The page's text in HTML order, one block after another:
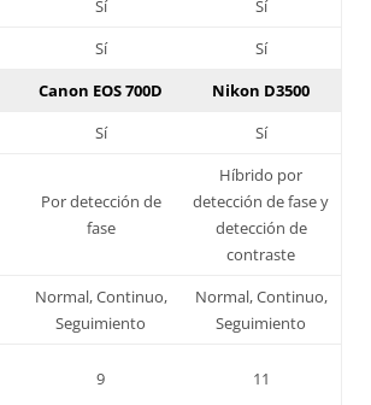
Sí
Sí
Sí
Sí
Canon EOS 700D
Nikon D3500
Sí Sí
Por detección de
fase
Híbrido por
detección de fase y
detección de
contraste
Normal, Continuo,
Seguimiento
Normal, Continuo,
Seguimiento
9 11